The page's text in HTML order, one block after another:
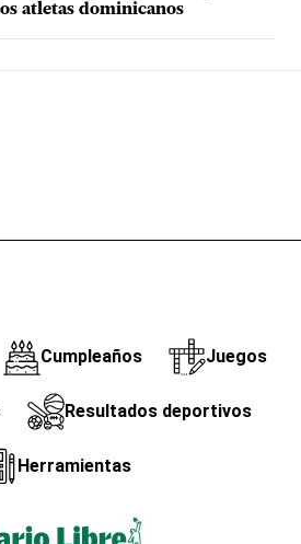
atletas dominicanos
Cumpleaños Juegos
Resultados deportivos
Herramientas